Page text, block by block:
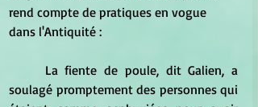
rend compte de pratiques en vogue
dans l'Antiquité :
soulagé promptement des personnes qui